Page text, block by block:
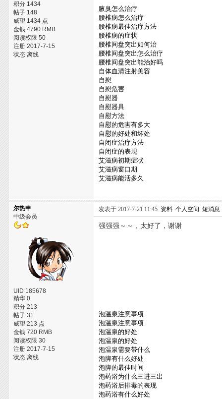
积分 1434
帖子 148
威望 1434 点
金钱 4790 RMB
阅读权限 50
注册 2017-7-15
状态 离线
腋臭怎么治疗
腰椎病怎么治疗
腰椎病最佳治疗方法
腰椎病的症状
腰椎间盘突出如何治
腰椎间盘突出怎么治疗
腰椎间盘突出能治好吗
自体血清注射美容
自慰
自慰危害
自慰器
自慰器具
自慰方法
自慰的危害有多大
自慰的好处和坏处
自闭症治疗方法
自闭症的表现
艾滋病初期症状
艾滋病窗口期
艾滋病能活多久
尔热申
中级会员
UID 185678
精华 0
积分 213
帖子 31
威望 213 点
金钱 720 RMB
阅读权限 30
注册 2017-7-15
状态 离线
发表于 2017-7-21 11:45 资料 个人空间 短消息
强强强～～，太好了，谢谢
泡温泉注意事项
泡温泉注意事项
泡温泉的好处
泡温泉的好处
泡温泉需要带什么
泡脚有什么好处
泡脚的最佳时间
泡药浴为什么三进三出
泡药浴后排毒的表现
泡药浴有什么好处